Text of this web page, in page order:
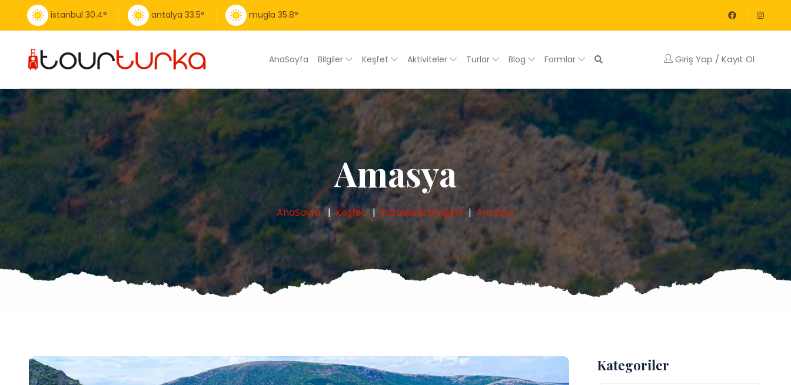
istanbul 30.4° antalya 33.5° mugla 35.8°
AnaSayfa Bilgiler Keşfet Aktiviteler Turlar Blog Formlar Giriş Yap / Kayıt Ol
Amasya
AnaSayfa Keşfet Karadeniz bölgesi Amasya
Kategoriler